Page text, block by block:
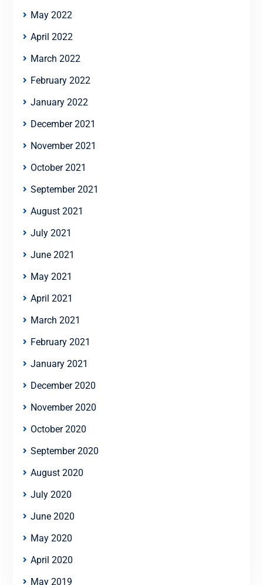
May 2022
April 2022
March 2022
February 2022
January 2022
December 2021
November 2021
October 2021
September 2021
August 2021
July 2021
June 2021
May 2021
April 2021
March 2021
February 2021
January 2021
December 2020
November 2020
October 2020
September 2020
August 2020
July 2020
June 2020
May 2020
April 2020
May 2019